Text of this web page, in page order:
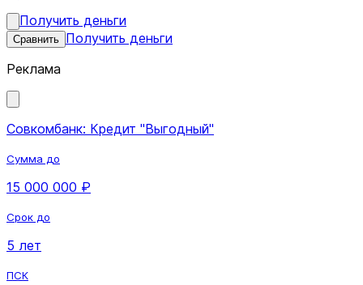
Получить деньги
Сравнить Получить деньги
Реклама
Совкомбанк: Кредит "Выгодный"
Сумма до
15 000 000 ₽
Срок до
5 лет
ПСК